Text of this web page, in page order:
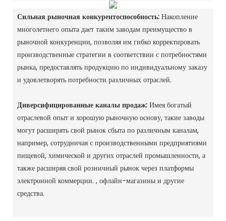
Сильная рыночная конкурентоспособность: Накопление
многолетнего опыта дает таким заводам преимущество в
рыночной конкуренции, позволяя им гибко корректировать
производственные стратегии в соответствии с потребностями
рынка, предоставлять продукцию по индивидуальному заказу
и удовлетворять потребности различных отраслей. ‌
Диверсифицированные каналы продаж: Имея богатый
отраслевой опыт и хорошую рыночную основу, такие заводы
могут расширять свой рынок сбыта по различным каналам,
например, сотрудничая с производственными предприятиями
пищевой, химической и других отраслей промышленности, а
также расширяя свой розничный рынок через платформы
электронной коммерции. , офлайн-магазины и другие
средства. ‌